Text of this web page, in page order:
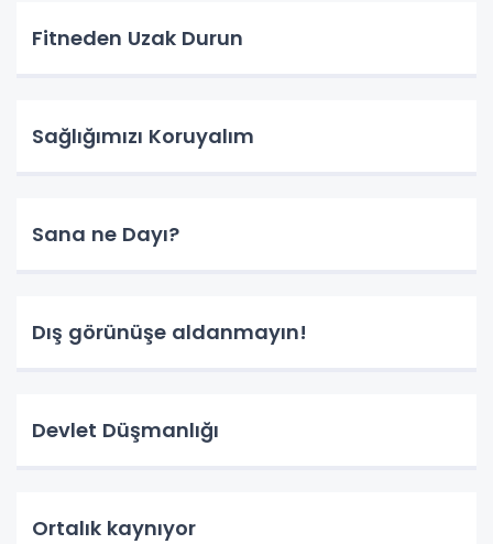
Fitneden Uzak Durun
Sağlığımızı Koruyalım
Sana ne Dayı?
Dış görünüşe aldanmayın!
Devlet Düşmanlığı
Ortalık kaynıyor